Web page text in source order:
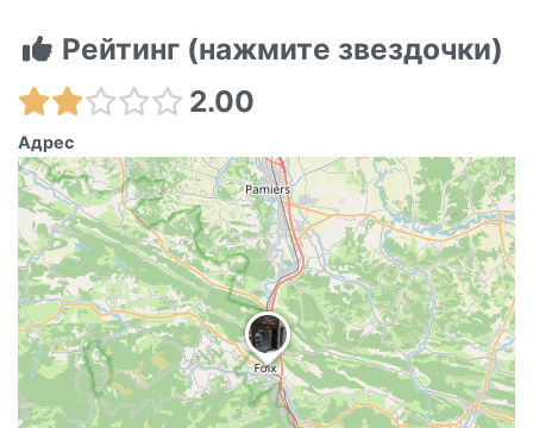
Рейтинг (нажмите звездочки)
2.00
Адрес